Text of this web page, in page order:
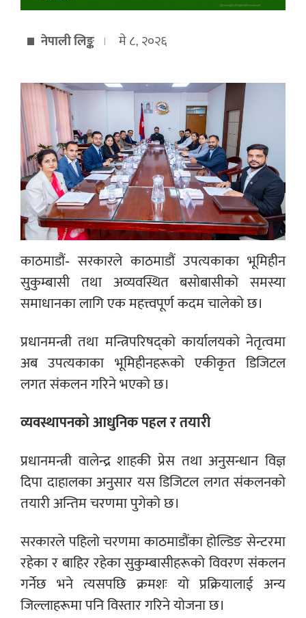
नेपाली लिङ्क मे ८, २०२६
काठमाडौं- सरकारले काठमाडौं उपत्यकाका भूमिहीन
सुकुम्बासी तथा अव्यवस्थित बसोबासीको समस्या
समाधानका लागि एक महत्त्वपूर्ण कदम चालेको छ।
प्रधानमन्त्री तथा मन्त्रिपरिषद्को कार्यालयको नेतृत्वमा
अब उपत्यकाका भूमिहीनहरूको एकीकृत डिजिटल
लगत संकलन गरिने भएको छ।
व्यवस्थापनको आधुनिक पहल र तयारी
प्रधानमन्त्री वालेन्द्र शाहकी प्रेस तथा अनुसन्धान विज्ञ
दिपा दाहालका अनुसार यस डिजिटल लगत संकलनको
तयारी अन्तिम चरणमा पुगेको छ।
सरकारले पहिलो चरणमा काठमाडौंका होल्डिङ सेन्टरमा
रहेका र बाहिर रहेका सुकुम्बासीहरूको विवरण संकलन
गर्नेछ भने त्यसपछि क्रमशः यो प्रक्रियालाई अन्य
जिल्लाहरूमा पनि विस्तार गरिने योजना छ।